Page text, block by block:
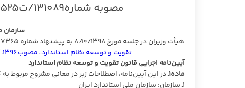
ارائه خدمات مشاوره حقوقی
انجام کلیه مسائل ثبتی
مصوبه شماره۱۳۱۰۸۹/ت۵۵۵۲۵هـ مورخ ۱۳۹۸/۱۰/۱۱ هیأت وزیران
سازمان
هیأت وزیران در جلسه مورخ ۸/۱۰/۱۳۹۸ به پیشنهاد شماره ۴۷۳۶۵ مورخ ۲/۳/۱۳۹۷ سازمان ملی استاندارد ایران و به استناد ماده (۶۰)
تقویت و توسعه نظام استاندارد ـ مصوب ۱۳۹۶
آیین‌نامه اجرایی قانون تقویت و توسعه نظام استاندارد
ماده۱ـ در این آیین‌نامه، اصطلاحات زیر در معانی مشروح مربوط به
۱ـ سازمان: سازمان ملی استاندارد ایران